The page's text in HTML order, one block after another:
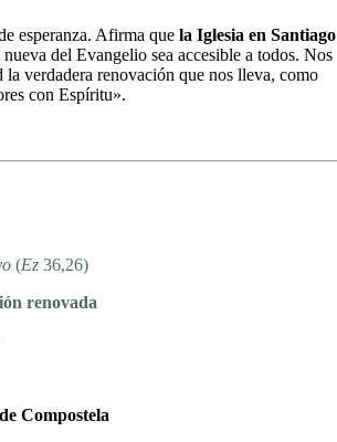
esperanza. Afirma que la Iglesia en Santiago
del Evangelio sea accesible a todos. Nos
verdadera renovación que nos lleva, como
con Espíritu».
(Ez36,26)
renovada
Compostela